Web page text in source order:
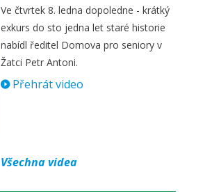
Ve čtvrtek 8. ledna dopoledne - krátký
exkurs do sto jedna let staré historie
nabídl ředitel Domova pro seniory v
Žatci Petr Antoni.
Přehrát video
Všechna videa